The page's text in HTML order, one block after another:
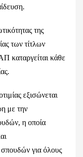
της
των τίτλων
καταργείται κάθε
εξισώνεται
με την
η οποία
για όλους